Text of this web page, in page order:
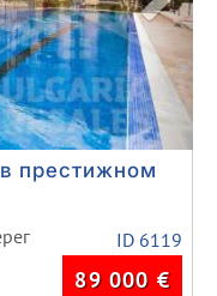
престижном
ID 6119
89 000 €